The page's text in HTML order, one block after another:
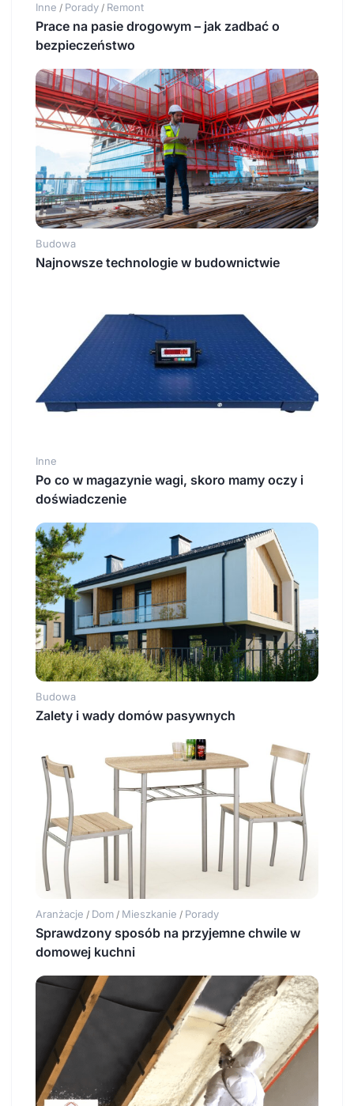
Inne / Porady / Remont
Prace na pasie drogowym – jak zadbać o
bezpieczeństwo
Budowa
Najnowsze technologie w budownictwie
Inne
Po co w magazynie wagi, skoro mamy oczy i
doświadczenie
Budowa
Zalety i wady domów pasywnych
Aranżacje / Dom / Mieszkanie / Porady
Sprawdzony sposób na przyjemne chwile w
domowej kuchni